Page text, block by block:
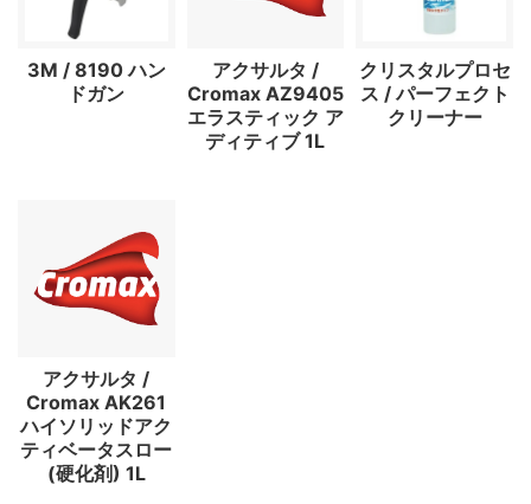
3M / 8190 ハン
ドガン
アクサルタ /
Cromax AZ9405
エラスティック ア
ディティブ 1L
クリスタルプロセ
ス / パーフェクト
クリーナー
アクサルタ /
Cromax AK261
ハイソリッドアク
ティベータスロー
(硬化剤) 1L